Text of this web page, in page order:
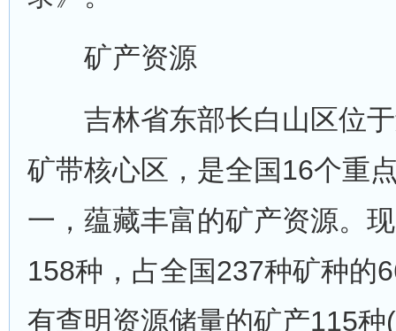
矿产资源
吉林省东部长白山区位
矿带核心区，是全国16个重
一，蕴藏丰富的矿产资源。
158种，占全国237种矿种的
有查明资源储量的矿产115